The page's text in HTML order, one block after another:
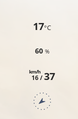
17°C
60 %
16 /
km/h 37